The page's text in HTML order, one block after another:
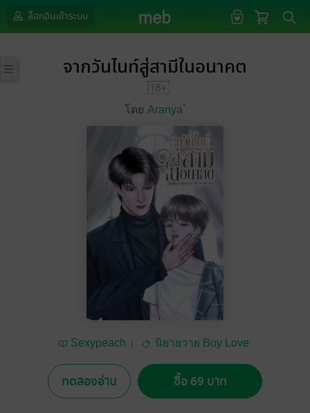
ล็อกอินเข้าระบบ
จากวันไนท์สู่สามีในอนาคต
โดย Aranya`
Sexypeach
นิยายวาย Boy Love
ทดลองอ่าน ซื้อ 69 บาท